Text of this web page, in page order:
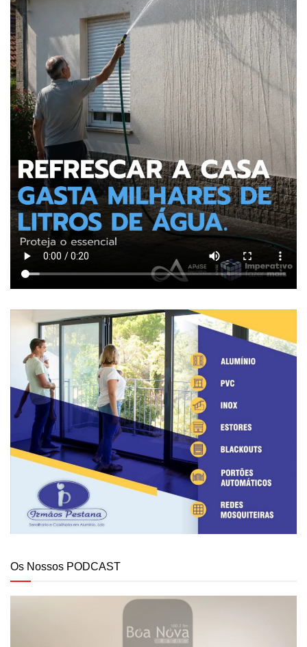
Os Nossos PODCAST